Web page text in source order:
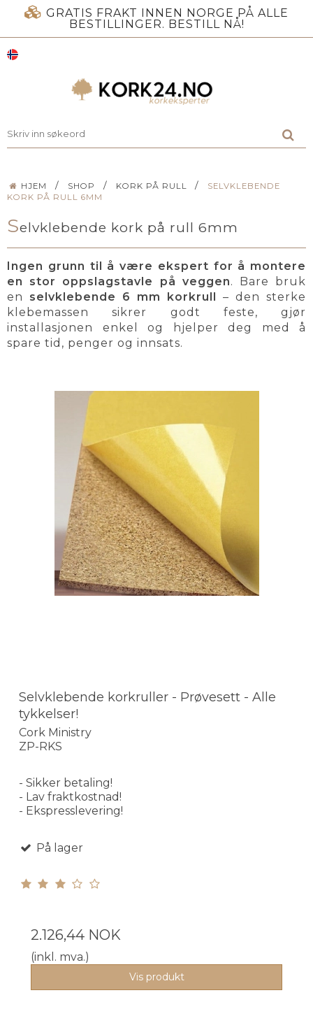
GRATIS FRAKT INNEN NORGE PÅ ALLE
BESTILLINGER. BESTILL NÅ!
HJEM / SHOP / KORK PÅ RULL /
SELVKLEBENDE
KORK PÅ RULL 6MM
Selvklebende kork på rull 6mm
Ingen grunn til å være ekspert for å montere
en stor oppslagstavle på veggen. Bare bruk
en selvklebende 6 mm korkrull
– den sterke
klebemassen sikrer godt feste, gjør
installasjonen enkel og hjelper deg med å
spare tid, penger og innsats.
Selvklebende korkruller - Prøvesett - Alle
tykkelser!
Cork Ministry
ZP-RKS
- Sikker betaling!
- Lav fraktkostnad!
- Ekspresslevering!
På lager
2.126,44 NOK
(inkl. mva.)
Vis produkt